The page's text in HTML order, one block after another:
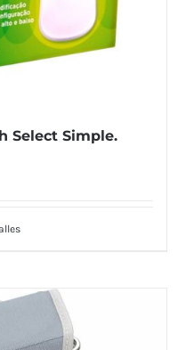
Select Simple.